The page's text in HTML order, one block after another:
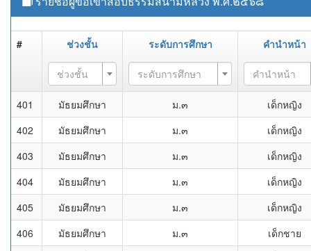
# ช่วงชั้น ระดับการศึกษา คำนำหน้า
ช่วงชั้น ระดับการศึกษา คำนำหน้า
401 มัธยมศึกษา ม.๓
เด็กหญิง
402
มัธยมศึกษา ม.๓
เด็กหญิง
403
มัธยมศึกษา ม.๓
เด็กหญิง
404
มัธยมศึกษา ม.๓
เด็กหญิง
405
มัธยมศึกษา ม.๓
เด็กหญิง
406
มัธยมศึกษา ม.๓
เด็กชาย